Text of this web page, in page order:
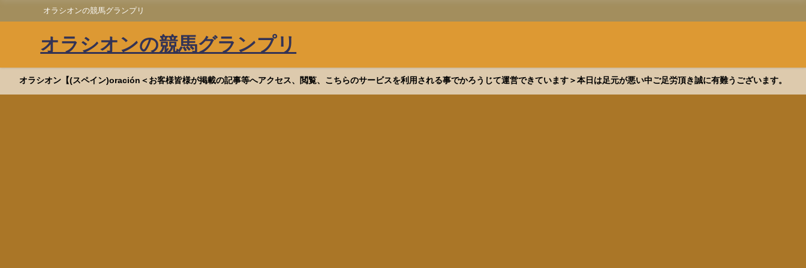
オラシオンの競馬グランプリ
オラシオンの競馬グランプリ
オラシオン【(スペイン)oración＜お客様皆様が掲載の記事等へアクセス、閲覧、こちらのサービスを利用される事でかろうじて運営できています＞本日は足元が悪い中ご足労頂き誠に有難うございます。